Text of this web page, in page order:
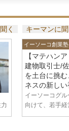
く キーマンに
イーソーコ創業塾
【マテハン
建物取引士/
を土台に挑
ネスの新し
イーソーコグ
向けて、若手